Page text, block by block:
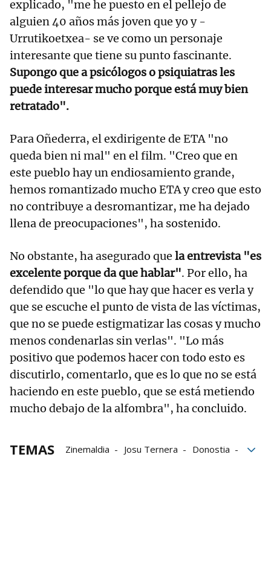
explicado, "me he puesto en el pellejo de
alguien 40 años más joven que yo y -
Urrutikoetxea- se ve como un personaje
interesante que tiene su punto fascinante.
Supongo que a psicólogos o psiquiatras les
puede interesar mucho porque está muy bien
retratado".
Para Oñederra, el exdirigente de ETA "no
queda bien ni mal" en el film. "Creo que en
este pueblo hay un endiosamiento grande,
hemos romantizado mucho ETA y creo que esto
no contribuye a desromantizar, me ha dejado
llena de preocupaciones", ha sostenido.
No obstante, ha asegurado que la entrevista "es
excelente porque da que hablar". Por ello, ha
defendido que "lo que hay que hacer es verla y
que se escuche el punto de vista de las víctimas,
que no se puede estigmatizar las cosas y mucho
menos condenarlas sin verlas". "Lo más
positivo que podemos hacer con todo esto es
discutirlo, comentarlo, que es lo que no se está
haciendo en este pueblo, que se está metiendo
mucho debajo de la alfombra", ha concluido.
TEMAS Zinemaldia Josu Ternera
Donostia